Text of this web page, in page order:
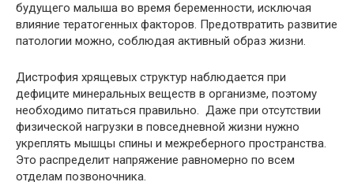
будущего малыша во время беременности, исключая
влияние тератогенных факторов. Предотвратить развитие
патологии можно, соблюдая активный образ жизни.
Дистрофия хрящевых структур наблюдается при
дефиците минеральных веществ в организме, поэтому
необходимо питаться правильно. Даже при отсутствии
физической нагрузки в повседневной жизни нужно
укреплять мышцы спины и межреберного пространства.
Это распределит напряжение равномерно по всем
отделам позвоночника.